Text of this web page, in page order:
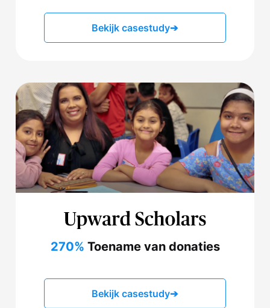
Bekijk casestudy➔
270% Toename van donaties
Bekijk casestudy➔